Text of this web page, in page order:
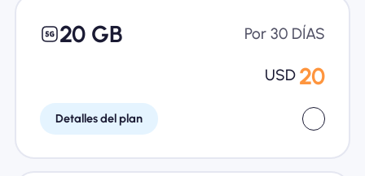
20 GB Por 30 DÍAS
USD 20
Detalles del plan